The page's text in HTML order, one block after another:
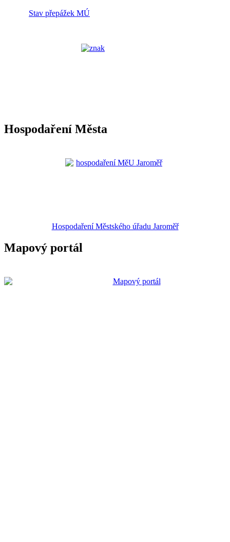
Stav přepážek MÚ
Hospodaření Města
Hospodaření Městského úřadu Jaroměř
Mapový portál